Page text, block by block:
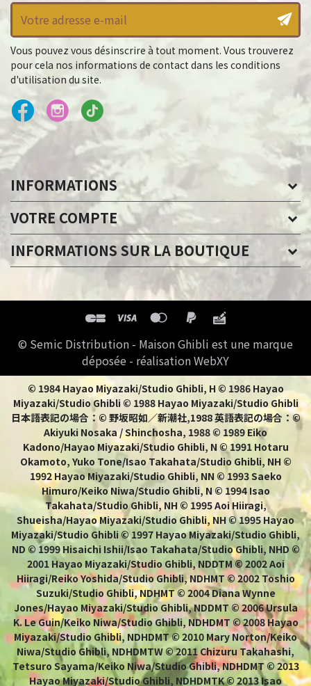
Vous pouvez vous désinscrire à tout moment. Vous trouverez
pour cela nos informations de contact dans les conditions
d'utilisation du site.
INFORMATIONS
VOTRE COMPTE
INFORMATIONS SUR LA BOUTIQUE
© Semic Distribution - Maison Ghibli est une marque
déposée - réalisation WebXY
© 1984 Hayao Miyazaki/Studio Ghibli, H © 1986 Hayao
Miyazaki/Studio Ghibli © 1988 Hayao Miyazaki/Studio Ghibli
日本語表記の場合：© 野坂昭如／新潮社,1988 英語表記の場合：©
Akiyuki Nosaka / Shinchosha, 1988 © 1989 Eiko
Kadono/Hayao Miyazaki/Studio Ghibli, N © 1991 Hotaru
Okamoto, Yuko Tone/Isao Takahata/Studio Ghibli, NH ©
1992 Hayao Miyazaki/Studio Ghibli, NN © 1993 Saeko
Himuro/Keiko Niwa/Studio Ghibli, N © 1994 Isao
Takahata/Studio Ghibli, NH © 1995 Aoi Hiiragi,
Shueisha/Hayao Miyazaki/Studio Ghibli, NH © 1995 Hayao
Miyazaki/Studio Ghibli © 1997 Hayao Miyazaki/Studio Ghibli,
ND © 1999 Hisaichi Ishii/Isao Takahata/Studio Ghibli, NHD ©
2001 Hayao Miyazaki/Studio Ghibli, NDDTM © 2002 Aoi
Hiiragi/Reiko Yoshida/Studio Ghibli, NDHMT © 2002 Toshio
Suzuki/Studio Ghibli, NDHMT © 2004 Diana Wynne
Jones/Hayao Miyazaki/Studio Ghibli, NDDMT © 2006 Ursula
K. Le Guin/Keiko Niwa/Studio Ghibli, NDHDMT © 2008 Hayao
Miyazaki/Studio Ghibli, NDHDMT © 2010 Mary Norton/Keiko
Niwa/Studio Ghibli, NDHDMTW © 2011 Chizuru Takahashi,
Tetsuro Sayama/Keiko Niwa/Studio Ghibli, NDHDMT © 2013
Hayao Miyazaki/Studio Ghibli, NDHDMTK © 2013 Isao